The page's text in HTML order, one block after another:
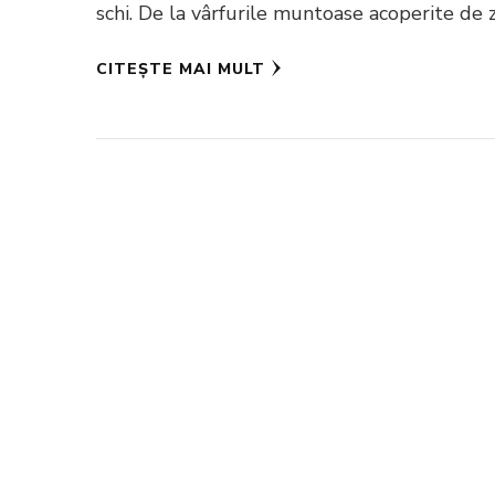
schi. De la vârfurile muntoase acoperite de
CITEȘTE MAI MULT